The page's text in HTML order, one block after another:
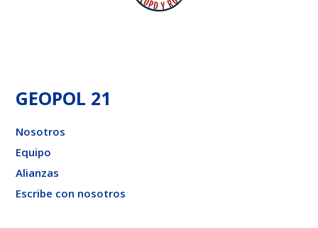
GEOPOL 21
Nosotros
Equipo
Alianzas
Escribe con nosotros